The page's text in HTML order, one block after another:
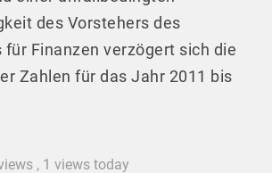
des Vorstehers des
Finanzen verzögert sich die
Zahlen für das Jahr 2011 bis
, 1 views today